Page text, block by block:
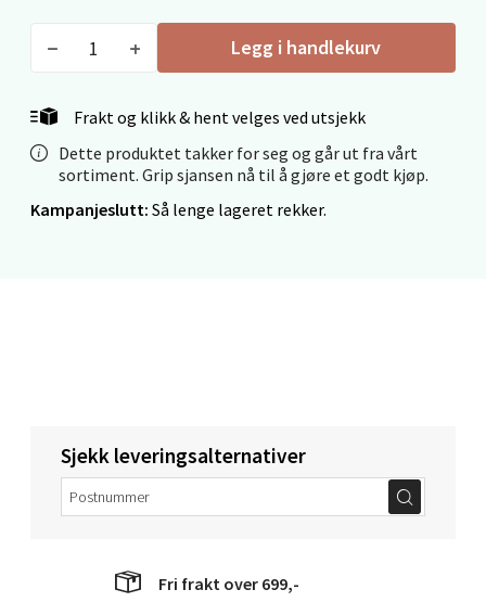
Legg i handlekurv
Frakt og klikk & hent velges ved utsjekk
Dette produktet takker for seg og går ut fra vårt
sortiment. Grip sjansen nå til å gjøre et godt kjøp.
Kampanjeslutt: Så lenge lageret rekker.
Sjekk leveringsalternativer
Fri frakt over 699,-
Mo i Rana - Thon Senter Mo i Rana
Fridtjof Nansensgate 22, 8622 Mo i Rana
Velg
Molde - Moldetorget